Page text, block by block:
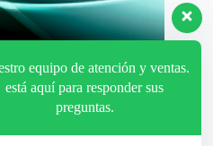
equipo de atención y ventas.
está aquí para responder sus
preguntas.